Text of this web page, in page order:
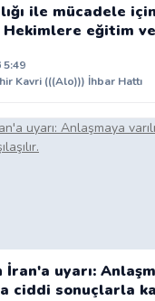
ile mücadele
eğitim
5:49
Kavri (((Alo))) İhbar Hattı
uyarı:
ciddi sonuçlarla